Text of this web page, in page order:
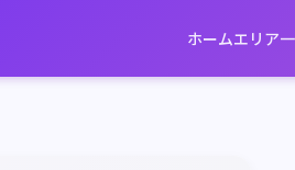
ホームエリア